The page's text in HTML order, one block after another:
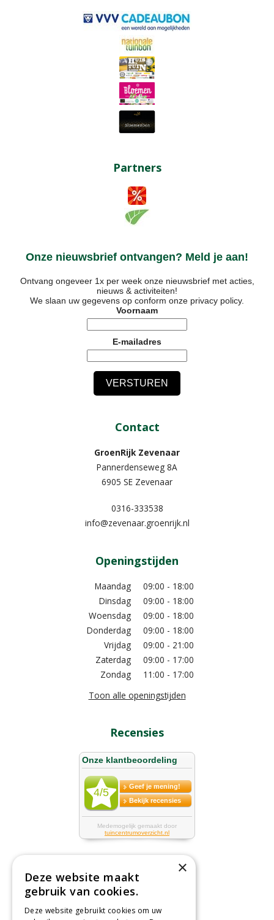
Partners
Onze nieuwsbrief ontvangen? Meld je aan!
Ontvang ongeveer 1x per week onze nieuwsbrief met acties,
nieuws & activiteiten!
We slaan uw gegevens op conform onze privacy policy.
Voornaam
E-mailadres
Contact
GroenRijk Zevenaar​
Pannerdenseweg 8A
6905 SE Zevenaar
0316-333538
info@zevenaar.groenrijk.nl
Openingstijden
Maandag
09:00 - 18:00
Dinsdag
09:00 - 18:00
Woensdag
09:00 - 18:00
Donderdag
09:00 - 18:00
Vrijdag
09:00 - 21:00
Zaterdag
09:00 - 17:00
Zondag
11:00 - 17:00
Toon alle openingstijden
Recensies
Tuincentrum
Nieuws
×
Deze website maakt
gebruik van cookies.
Deze website gebruikt cookies om uw